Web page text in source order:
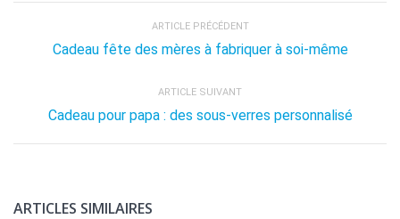
ARTICLE PRÉCÉDENT
Cadeau fête des mères à fabriquer à soi-même
ARTICLE SUIVANT
Cadeau pour papa : des sous-verres personnalisé
ARTICLES SIMILAIRES